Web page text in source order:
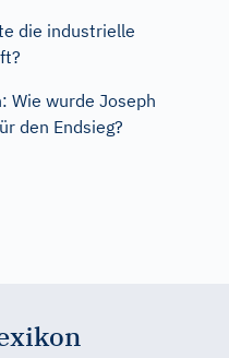
die industrielle
Wie wurde Joseph
den Endsieg?